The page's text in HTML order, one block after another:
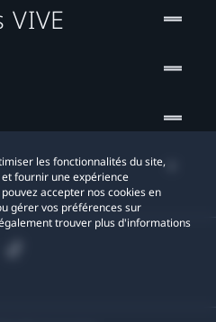
les fonctionnalités du site,
fournir une expérience
accepter nos cookies en
gérer vos préférences sur
trouver plus d'informations